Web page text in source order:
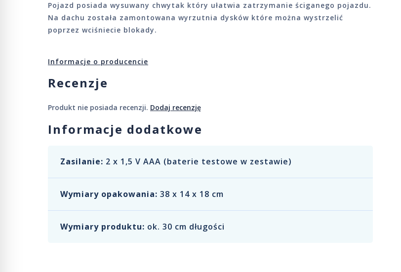
Pojazd posiada wysuwany chwytak który ułatwia zatrzymanie ściganego pojazdu.
Na dachu została zamontowana wyrzutnia dysków które można wystrzelić
poprzez wciśniecie blokady.
Informacje o producencie
Recenzje
Produkt nie posiada recenzji. Dodaj recenzję
Informacje dodatkowe
Zasilanie: 2 x 1,5 V AAA (baterie testowe w zestawie)
Wymiary opakowania: 38 x 14 x 18 cm
Wymiary produktu: ok. 30 cm długości